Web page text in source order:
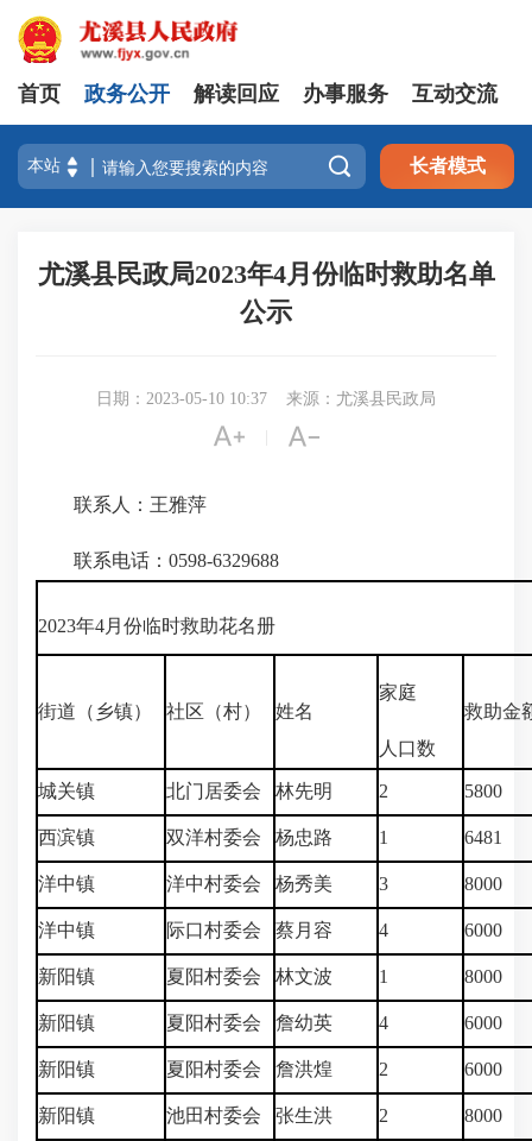
首页 政务公开 解读回应 办事服务 互动交流
 长者模式
尤溪县民政局2023年4月份临时救助名单
公示
日期：2023-05-10 10:37 来源：尤溪县民政局
 
联系人：王雅萍
联系电话：0598-6329688
2023年4月份临时救助花名册
街道（乡镇） 社区（村） 姓名
家庭
人口数
救助金
城关镇 北门居委会 林先明 2 5800
西滨镇 双洋村委会 杨忠路 1 6481
洋中镇 洋中村委会 杨秀美 3 8000
洋中镇 际口村委会 蔡月容 4 6000
新阳镇 夏阳村委会 林文波 1 8000
新阳镇 夏阳村委会 詹幼英 4 6000
新阳镇 夏阳村委会 詹洪煌 2 6000
新阳镇 池田村委会 张生洪 2 8000